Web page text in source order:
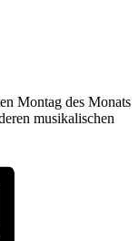
Montag des Monats
musikalischen